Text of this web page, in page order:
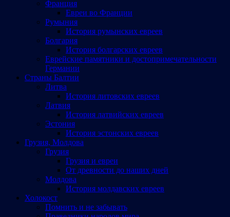
Франция
Евреи во Франции
Румыния
История румынских евреев
Болгария
История болгарских евреев
Еврейские памятники и достопримечательности
Германии
Страны Балтии
Литва
История литовских евреев
Латвия
История латвийских евреев
Эстония
История эстонских евреев
Грузия, Молдова
Грузия
Грузия и евреи
От древности до наших дней
Молдова
История молдавских евреев
Холокост
Помнить и не забывать